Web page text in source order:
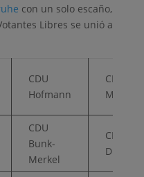
con un solo escaño,
Libres se unió a
CDU
Hofmann
CDU
Müller
CDU
Bunk-
Merkel
CDU
Dr